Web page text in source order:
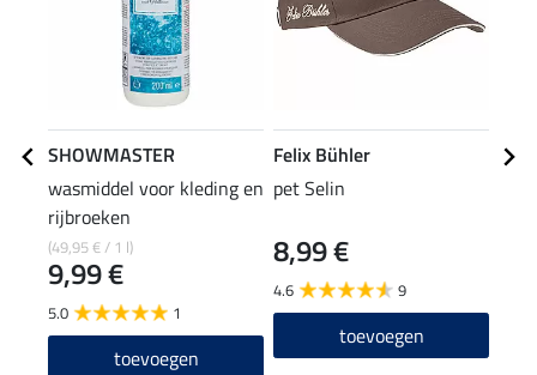
SHOWMASTER
wasmiddel voor kleding en
rijbroeken
(49,95 € / 1 l)
9,99 €
5.0 1
toevoegen
Felix Bühler
pet Selin
8,99 €
4.6 9
toevoegen